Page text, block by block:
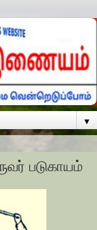
▼
படுகாயம்